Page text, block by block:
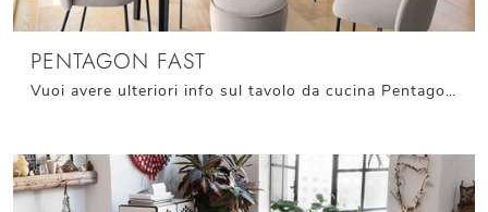
PENTAGON FAST
Vuoi avere ulteriori info sul tavolo da cucina Pentagon Fast di Connubia? Clicca e ottieni informazioni sui modelli allungabili della marca.